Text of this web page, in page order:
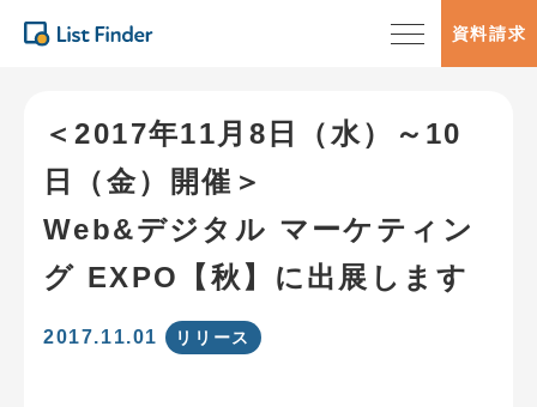
資料請求
＜2017年11月8日（水）～10
日（金）開催＞
Web&デジタル マーケティン
グ EXPO【秋】に出展します
2017.11.01 リリース